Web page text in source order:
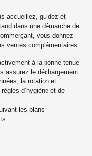
accueillez, guidez et
dans une démarche de
vous donnez
ventes complémentaires.
à la bonne tenue
assurez le déchargement
la rotation et
d’hygiène et de
les plans